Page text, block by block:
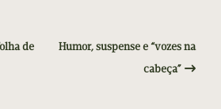
de
Humor, suspense e “vozes na
cabeça”